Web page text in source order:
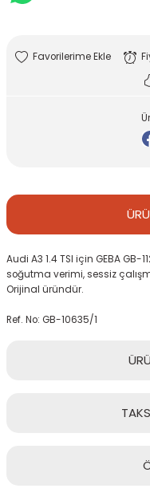
Audi A3 1.4 TSI için GEBA
soğutma verimi, sessiz
Orijinal üründür.
Ref. No: GB-10635/1